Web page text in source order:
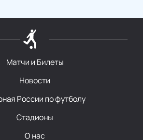
Матчи и Билеты
Новости
России по футболу
Стадионы
О нас